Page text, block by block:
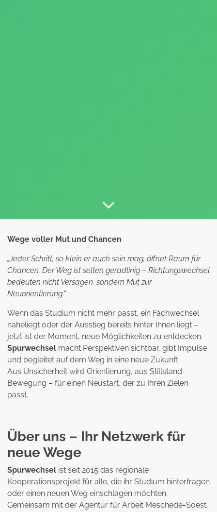
Wege voller Mut und Chancen
„Jeder Schritt, so klein er auch sein mag, öffnet Raum für
Chancen. Der Weg ist selten geradlinig – Richtungswechsel
bedeuten nicht Versagen, sondern Mut zur
Neuorientierung.“
Wenn das Studium nicht mehr passt, ein Fachwechsel
naheliegt oder der Ausstieg bereits hinter Ihnen liegt –
jetzt ist der Moment, neue Möglichkeiten zu entdecken.
Spurwechsel macht Perspektiven sichtbar, gibt Impulse
und begleitet auf dem Weg in eine neue Zukunft.
Aus Unsicherheit wird Orientierung, aus Stillstand
Bewegung – für einen Neustart, der zu Ihren Zielen
passt.
Über uns – Ihr Netzwerk für
neue Wege
Spurwechsel ist seit 2015 das regionale
Kooperationsprojekt für alle, die ihr Studium hinterfragen
oder einen neuen Weg einschlagen möchten.
Gemeinsam mit der Agentur für Arbeit Meschede-Soest,